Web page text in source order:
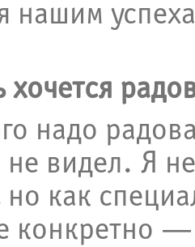
нашим
надо
видел. Я
как
конкретно —